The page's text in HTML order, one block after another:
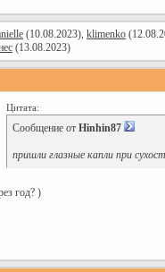
(10.08.2023), klimenko
(13.08.2023)
Цитата:
Сообщение от Hinhin87
пришли глазные капли при
год? )